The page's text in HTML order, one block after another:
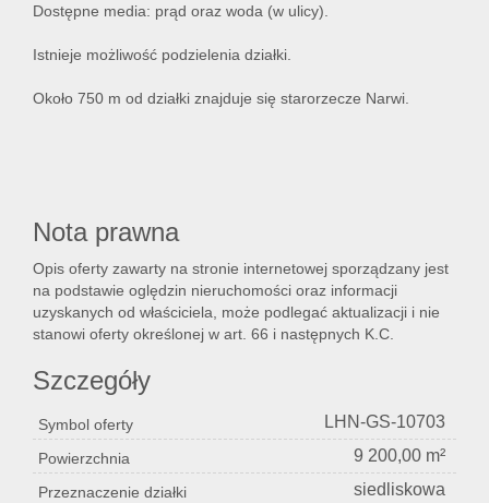
Dostępne media: prąd oraz woda (w ulicy).
Istnieje możliwość podzielenia działki.
Około 750 m od działki znajduje się starorzecze Narwi.
Nota prawna
Opis oferty zawarty na stronie internetowej sporządzany jest
na podstawie oględzin nieruchomości oraz informacji
uzyskanych od właściciela, może podlegać aktualizacji i nie
stanowi oferty określonej w art. 66 i następnych K.C.
Szczegóły
Symbol oferty LHN-GS-10703
Powierzchnia 9 200,00 m²
Przeznaczenie działki siedliskowa